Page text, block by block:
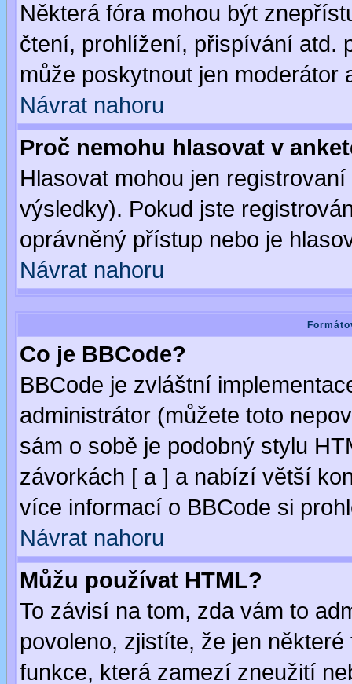
Některá fóra mohou být
čtení, prohlížení, přispívání atd.
může poskytnout jen moderátor
Návrat nahoru
Proč nemohu hlasovat v
Hlasovat mohou jen
výsledky). Pokud jste
oprávněný přístup nebo je
Návrat nahoru
Co je BBCode?
BBCode je zvláštní
administrátor (můžete toto
sám o sobě je podobný stylu
závorkách [ a ] a nabízí větší
více informací o BBCode si
Návrat nahoru
Můžu používat HTML?
To závisí na tom, zda vám to
povoleno, zjistíte, že jen
funkce, která zamezí zneužití